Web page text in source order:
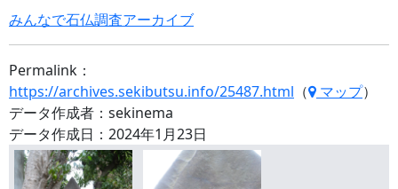
みんなで石仏調査アーカイブ
Permalink：
https://archives.sekibutsu.info/25487.html （ マップ）
データ作成者：sekinema
データ作成日：2024年1月23日